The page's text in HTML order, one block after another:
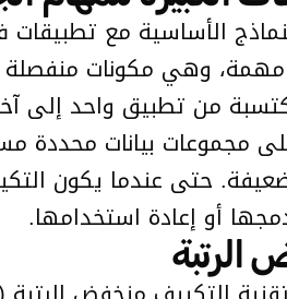
الأساسية مع تطبيقات
وهي مكونات
من تطبيق واحد إلى
مجموعات بيانات محددة
حتى عندما يكون
أو إعادة استخدامها.